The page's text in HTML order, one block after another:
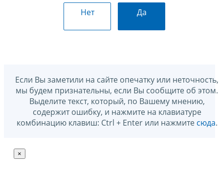
Нет Да
Если Вы заметили на сайте опечатку или неточность,
мы будем признательны, если Вы сообщите об этом.
Выделите текст, который, по Вашему мнению,
содержит ошибку, и нажмите на клавиатуре
комбинацию клавиш: Ctrl + Enter или нажмите сюда.
×